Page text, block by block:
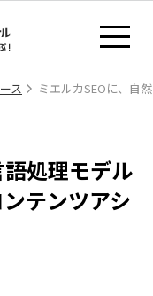
ス ミエルカSEOに、自
処理モデル
テンツアシ